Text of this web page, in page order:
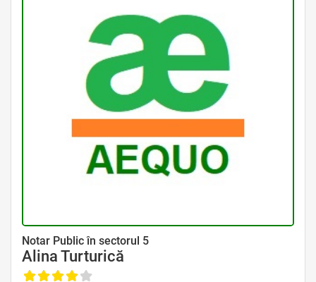
Notar Public în sectorul 5
Alina Turturică